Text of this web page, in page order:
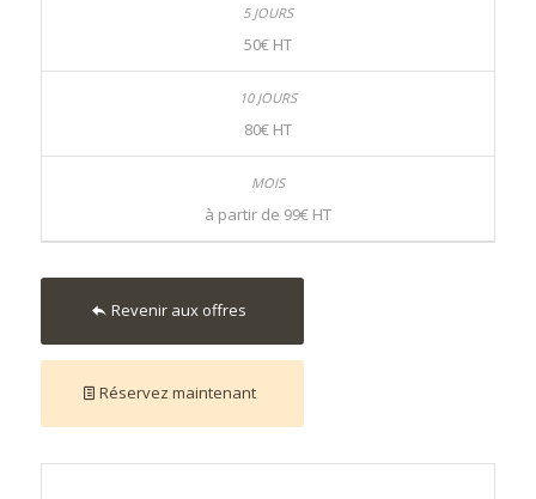
50€ HT
80€ HT
à partir de 99€ HT
Revenir aux offres
Réservez maintenant